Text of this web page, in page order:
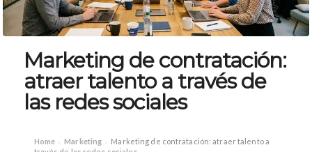
Marketing de contratación:
atraer talento a través de
las redes sociales
Home › Marketing › Marketing de contratación: atraer talento a